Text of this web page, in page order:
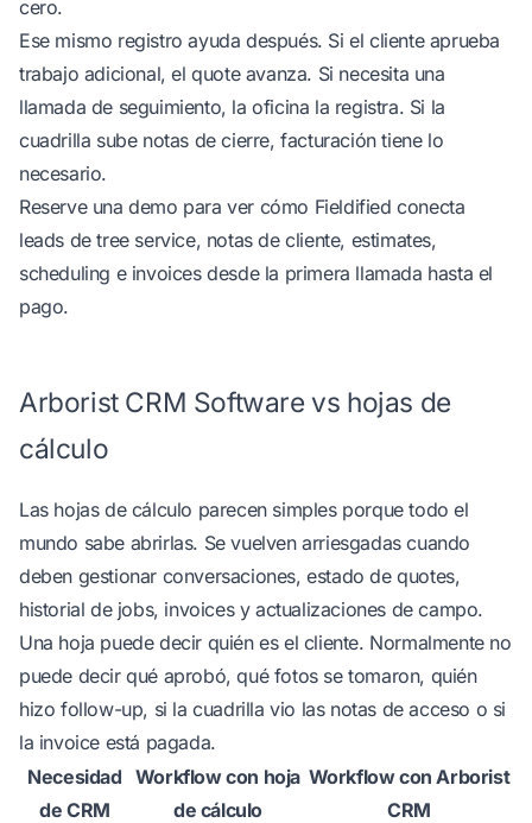
cero.
Ese mismo registro ayuda después. Si el cliente aprueba
trabajo adicional, el quote avanza. Si necesita una
llamada de seguimiento, la oficina la registra. Si la
cuadrilla sube notas de cierre, facturación tiene lo
necesario.
Reserve una demo para ver cómo Fieldified conecta
leads de tree service, notas de cliente, estimates,
scheduling e invoices desde la primera llamada hasta el
pago.
Arborist CRM Software vs hojas de
cálculo
Las hojas de cálculo parecen simples porque todo el
mundo sabe abrirlas. Se vuelven arriesgadas cuando
deben gestionar conversaciones, estado de quotes,
historial de jobs, invoices y actualizaciones de campo.
Una hoja puede decir quién es el cliente. Normalmente no
puede decir qué aprobó, qué fotos se tomaron, quién
hizo follow-up, si la cuadrilla vio las notas de acceso o si
la invoice está pagada.
Necesidad
de CRM
Workflow con hoja
de cálculo
Workflow con Arborist
CRM